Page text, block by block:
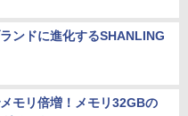
ンドに進化するSHANLING
モリ倍増！メモリ32GBの